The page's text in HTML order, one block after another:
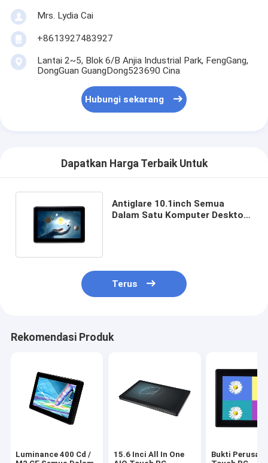
Mrs. Lydia Cai
+8613927483927
Lantai 2~5, Blok 6/B Anjia Industrial Park, FengGang,
DongGuan GuangDong523690 Cina
Hubungi sekarang
Dapatkan Harga Terbaik Untuk
Antiglare 10.1inch Semua
Dalam Satu Komputer Desktop
Terus
Rekomendasi Produk
Luminance 400 Cd /
15.6 Inci All In One
Bukti Perusak